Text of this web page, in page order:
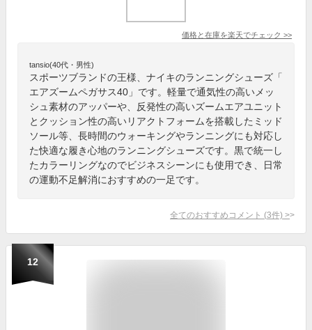
価格と在庫を楽天でチェック >>
tansio(40代・男性)
スポーツブランドの王様、ナイキのランニングシューズ「
エアズームペガサス40」です。軽量で通気性の高いメッ
シュ素材のアッパーや、反発性の高いズームエアユニット
とクッション性の高いリアクトフォームを搭載したミッド
ソール等、長時間のウォーキングやランニングにも対応し
た快適な履き心地のランニングシューズです。黒で統一し
たカラーリングなのでビジネスシーンにも使用でき、日常
の運動不足解消におすすめの一足です。
全てのおすすめコメント (3件) >
12